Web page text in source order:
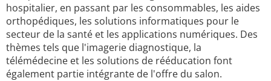
hospitalier, en passant par les consommables, les aides
orthopédiques, les solutions informatiques pour le
secteur de la santé et les applications numériques. Des
thèmes tels que l'imagerie diagnostique, la
télémédecine et les solutions de rééducation font
également partie intégrante de l'offre du salon.